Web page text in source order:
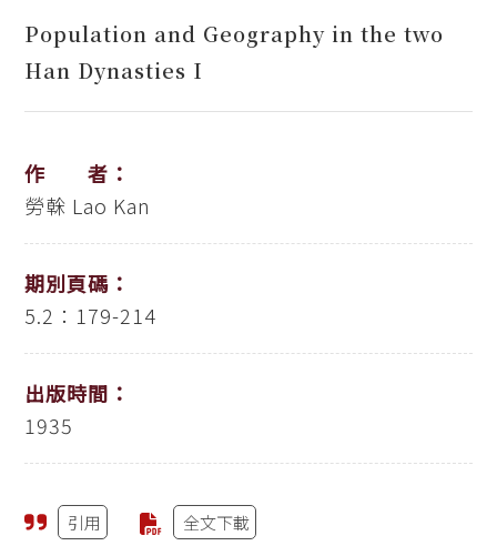
Population and Geography in the two
Han Dynasties I
作 者：
勞榦 Lao Kan
期別頁碼：
5.2：179-214
出版時間：
1935
引用 全文下載